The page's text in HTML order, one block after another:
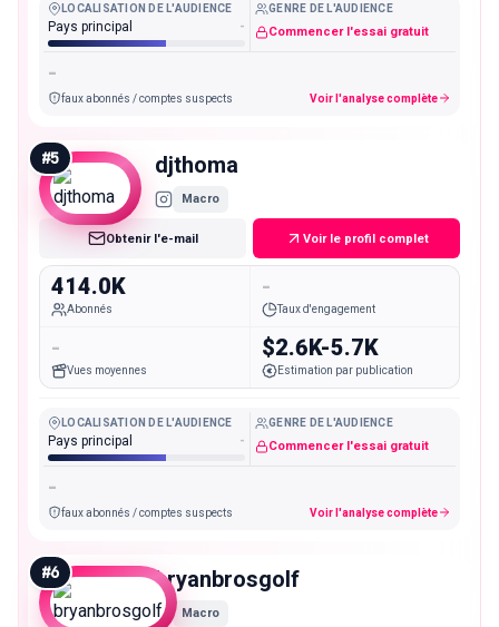
LOCALISATION DE L'AUDIENCE
Pays principal -
GENRE DE L'AUDIENCE
Commencer l'essai gratuit
-
faux abonnés / comptes suspects Voir l'analyse complète
#5 djthoma
Macro
Obtenir l'e-mail Voir le profil complet
414.0K
Abonnés
-
Taux d'engagement
-
Vues moyennes
$2.6K-5.7K
Estimation par publication
LOCALISATION DE L'AUDIENCE
Pays principal -
GENRE DE L'AUDIENCE
Commencer l'essai gratuit
-
faux abonnés / comptes suspects Voir l'analyse complète
#6 bryanbrosgolf
Macro